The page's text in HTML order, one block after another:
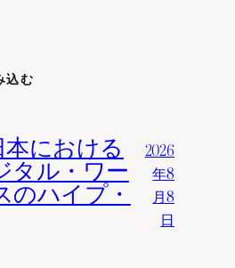
込む
本における
タル・ワー
のハイプ・
2026
年8
月8
日